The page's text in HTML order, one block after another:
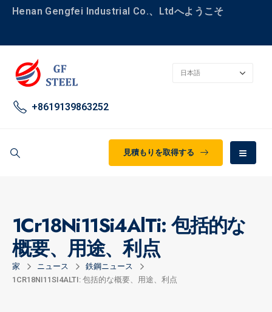
Henan Gengfei Industrial Co.、Ltdへようこそ
+8619139863252
見積もりを取得する
1Cr18Ni11Si4AlTi: 包括的な
概要、用途、利点
家 ニュース
鉄鋼ニュース
1CR18NI11SI4ALTI: 包括的な概要、用途、利点